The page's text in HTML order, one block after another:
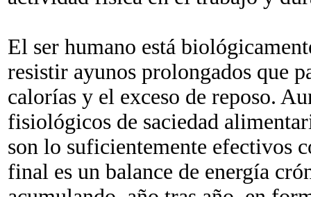
El ser humano está
resistir ayunos prolongados que
calorías y el exceso de reposo.
fisiológicos de saciedad
son lo suficientemente efectivos
final es un balance de energía